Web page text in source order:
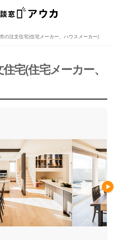
カー、ハウスメーカー)
宅メーカー、ハウスメーカー)
の注文住宅(住宅メーカー、ハウスメーカー)
宅(住宅メーカー、